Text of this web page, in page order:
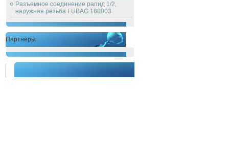
Разъемное соединение рапид 1/2,
наружная резьба FUBAG 180003
Партнеры